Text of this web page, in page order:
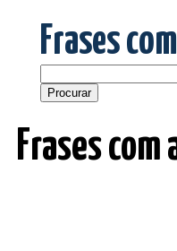
Frases
Frases com